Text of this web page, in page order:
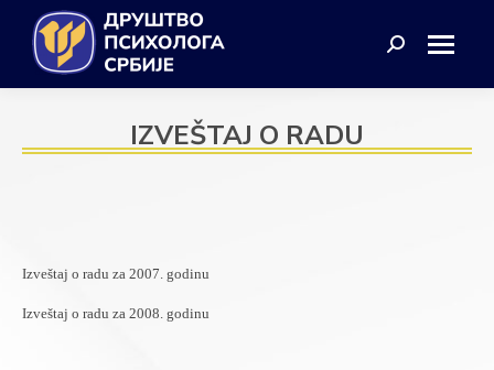
Search:
IZVEŠTAJ O RADU
Izveštaj o radu za 2007. godinu
Izveštaj o radu za 2008. godinu